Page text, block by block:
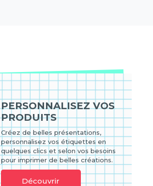
PERSONNALISEZ VOS
PRODUITS
Créez de belles présentations,
personnalisez vos étiquettes en
quelques clics et selon vos besoins
pour imprimer de belles créations.
Découvrir